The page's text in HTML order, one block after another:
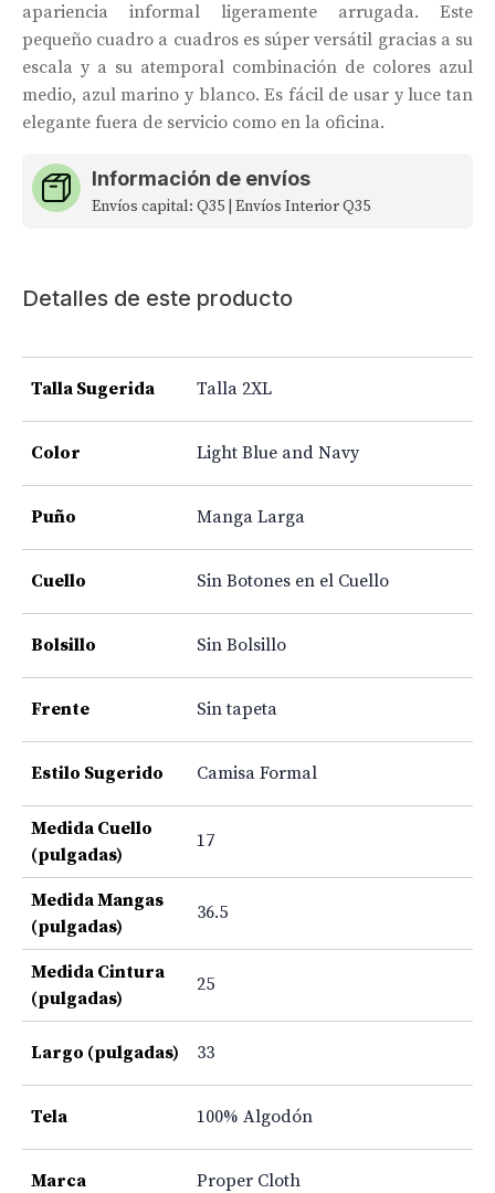
apariencia informal ligeramente arrugada. Este
pequeño cuadro a cuadros es súper versátil gracias a su
escala y a su atemporal combinación de colores azul
medio, azul marino y blanco. Es fácil de usar y luce tan
elegante fuera de servicio como en la oficina.
Información de envíos
Envíos capital: Q35 | Envíos Interior Q35
Detalles de este producto
Talla Sugerida Talla 2XL
Color Light Blue and Navy
Puño Manga Larga
Cuello Sin Botones en el Cuello
Bolsillo Sin Bolsillo
Frente Sin tapeta
Estilo Sugerido Camisa Formal
Medida Cuello
(pulgadas)
17
Medida Mangas
(pulgadas)
36.5
Medida Cintura
(pulgadas)
25
Largo (pulgadas) 33
Tela 100% Algodón
Marca Proper Cloth